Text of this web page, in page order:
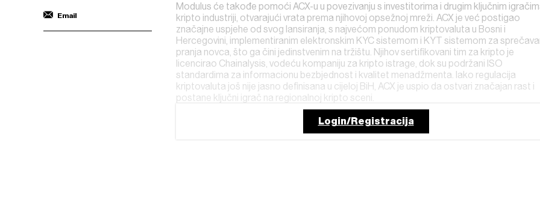
Email
Modulus će takođe pomoći ACX-u u povezivanju s investitorima i drugim ključnim
kripto industriji, otvarajući vrata prema njihovoj opsežnoj mreži. ACX je već postigao
značajne uspjehe od svog lansiranja, s najvećom ponudom kriptovaluta u Bosni i
Hercegovini, implementiranim elektronskim KYC sistemom i KYT sistemom za
pranja novca, što ga čini jedinstvenim na tržištu. Njihov sertifikovani tim za kripto je
licencirao Chainalysis, vodeću kompaniju za kripto istrage, dok su podržani ISO
standardima za informacionu bezbjednost i kvalitet menadžmenta. Iako regulacija
kriptovaluta još nije jasno definisana u cijeloj BiH, ACX je uspio da ostvari značajan rast i
postane ključni igrač na regionalnoj kripto sceni.
Login/Registracija